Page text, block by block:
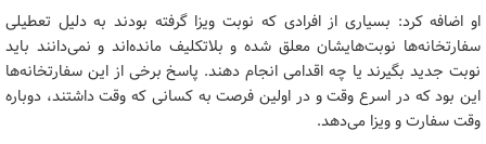
او اضافه کرد: بسیاری از افرادی که نوبت ویزا گرفته بودند به دلیل تعطیلی
سفارتخانه‌ها نوبت‌هایشان معلق شده و بلاتکلیف مانده‌اند و نمی‌دانند باید
نوبت جدید بگیرند یا چه اقدامی انجام دهند. پاسخ برخی از این سفارتخانه‌ها
این بود که در اسرع وقت و در اولین فرصت به کسانی که وقت داشتند، دوباره
وقت سفارت و ویزا می‌دهد.